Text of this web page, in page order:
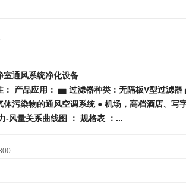
室通风系统净化设备
： 产品应用： ▅ 过滤器种类：无隔板V型过
体污染物的通风空调系统 ● 机场，高档酒店、
-风量关系曲线图 ： 规格表 ：...